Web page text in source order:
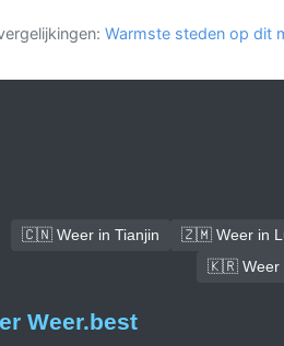
Warmste steden op dit
🇨🇳 Weer in Tianjin 🇿🇲 Weer in
🇰🇷 Weer
Weer.best